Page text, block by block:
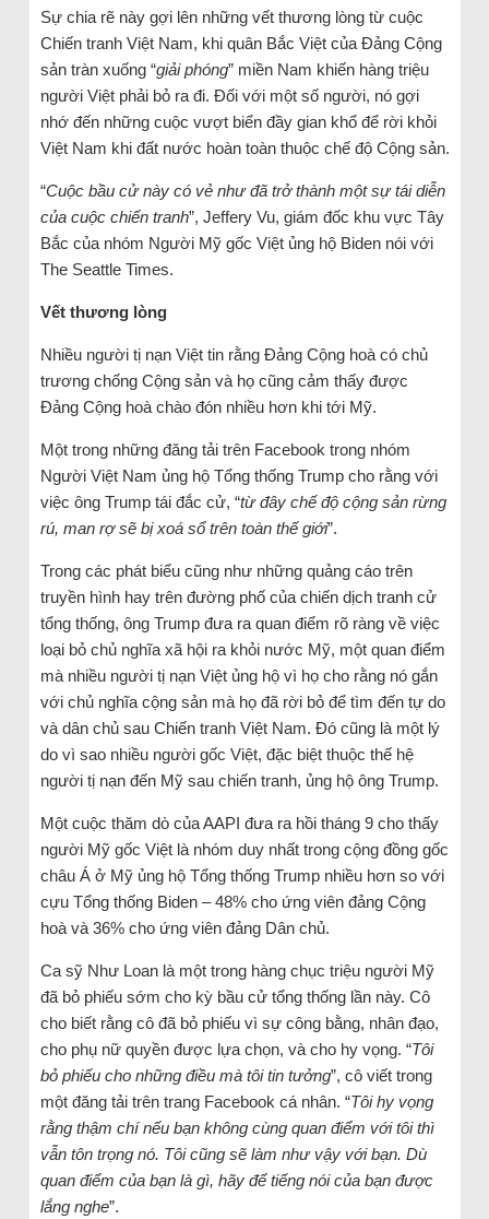
Sự chia rẽ này gợi lên những vết thương lòng từ cuộc
Chiến tranh Việt Nam, khi quân Bắc Việt của Đảng Cộng
sản tràn xuống “giải phóng” miền Nam khiến hàng triệu
người Việt phải bỏ ra đi. Đối với một số người, nó gợi
nhớ đến những cuộc vượt biển đầy gian khổ để rời khỏi
Việt Nam khi đất nước hoàn toàn thuộc chế độ Cộng sản.
“Cuộc bầu cử này có vẻ như đã trở thành một sự tái diễn
của cuộc chiến tranh”, Jeffery Vu, giám đốc khu vực Tây
Bắc của nhóm Người Mỹ gốc Việt ủng hộ Biden nói với
The Seattle Times.
Vết thương lòng
Nhiều người tị nạn Việt tin rằng Đảng Cộng hoà có chủ
trương chống Cộng sản và họ cũng cảm thấy được
Đảng Cộng hoà chào đón nhiều hơn khi tới Mỹ.
Một trong những đăng tải trên Facebook trong nhóm
Người Việt Nam ủng hộ Tổng thống Trump cho rằng với
việc ông Trump tái đắc cử, “từ đây chế độ cộng sản rừng
rú, man rợ sẽ bị xoá sổ trên toàn thế giới”.
Trong các phát biểu cũng như những quảng cáo trên
truyền hình hay trên đường phố của chiến dịch tranh cử
tổng thống, ông Trump đưa ra quan điểm rõ ràng về việc
loại bỏ chủ nghĩa xã hội ra khỏi nước Mỹ, một quan điểm
mà nhiều người tị nạn Việt ủng hộ vì họ cho rằng nó gắn
với chủ nghĩa cộng sản mà họ đã rời bỏ để tìm đến tự do
và dân chủ sau Chiến tranh Việt Nam. Đó cũng là một lý
do vì sao nhiều người gốc Việt, đặc biệt thuộc thế hệ
người tị nạn đến Mỹ sau chiến tranh, ủng hộ ông Trump.
Một cuộc thăm dò của AAPI đưa ra hồi tháng 9 cho thấy
người Mỹ gốc Việt là nhóm duy nhất trong cộng đồng gốc
châu Á ở Mỹ ủng hộ Tổng thống Trump nhiều hơn so với
cựu Tổng thống Biden – 48% cho ứng viên đảng Cộng
hoà và 36% cho ứng viên đảng Dân chủ.
Ca sỹ Như Loan là một trong hàng chục triệu người Mỹ
đã bỏ phiếu sớm cho kỳ bầu cử tổng thống lần này. Cô
cho biết rằng cô đã bỏ phiếu vì sự công bằng, nhân đạo,
cho phụ nữ quyền được lựa chọn, và cho hy vọng. “Tôi
bỏ phiếu cho những điều mà tôi tin tưởng”, cô viết trong
một đăng tải trên trang Facebook cá nhân. “Tôi hy vọng
rằng thậm chí nếu bạn không cùng quan điểm với tôi thì
vẫn tôn trọng nó. Tôi cũng sẽ làm như vậy với bạn. Dù
quan điểm của bạn là gì, hãy để tiếng nói của bạn được
lắng nghe”.